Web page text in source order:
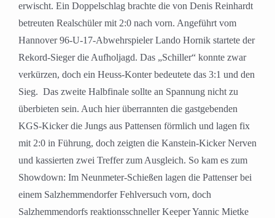
erwischt. Ein Doppelschlag brachte die von Denis Reinhardt
betreuten Realschüler mit 2:0 nach vorn. Angeführt vom
Hannover 96-U-17-Abwehrspieler Lando Hornik startete der
Rekord-Sieger die Aufholjagd. Das „Schiller“ konnte zwar
verkürzen, doch ein Heuss-Konter bedeutete das 3:1 und den
Sieg. Das zweite Halbfinale sollte an Spannung nicht zu
überbieten sein. Auch hier überrannten die gastgebenden
KGS-Kicker die Jungs aus Pattensen förmlich und lagen fix
mit 2:0 in Führung, doch zeigten die Kanstein-Kicker Nerven
und kassierten zwei Treffer zum Ausgleich. So kam es zum
Showdown: Im Neunmeter-Schießen lagen die Pattenser bei
einem Salzhemmendorfer Fehlversuch vorn, doch
Salzhemmendorfs reaktionsschneller Keeper Yannic Mietke